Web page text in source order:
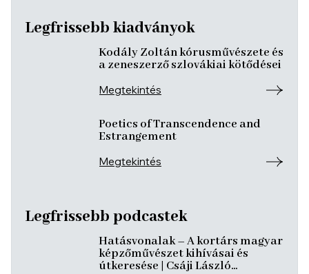
Legfrissebb kiadványok
Kodály Zoltán kórusművészete és
a zeneszerző szlovákiai kötődései
Megtekintés
Poetics of Transcendence and
Estrangement
Megtekintés
Legfrissebb podcastek
Hatásvonalak – A kortárs magyar
képzőművészet kihívásai és
útkeresése | Csáji László